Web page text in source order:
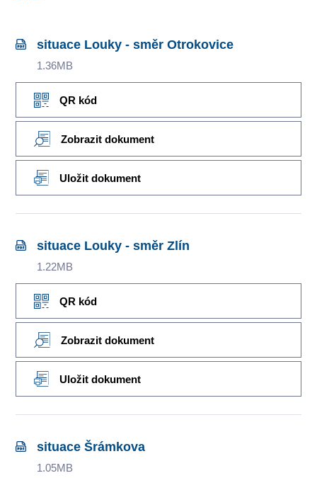
situace Louky - směr Otrokovice
1.36MB
QR kód
Zobrazit dokument
Uložit dokument
situace Louky - směr Zlín
1.22MB
QR kód
Zobrazit dokument
Uložit dokument
situace Šrámkova
1.05MB